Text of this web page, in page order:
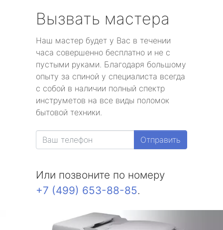
Вызвать мастера
Наш мастер будет у Вас в течении
часа совершенно бесплатно и не с
пустыми руками. Благодаря большому
опыту за спиной у специалиста всегда
с собой в наличии полный спектр
инструметов на все виды поломок
бытовой техники.
Отправить
Или позвоните по номеру
+7 (499) 653-88-85.